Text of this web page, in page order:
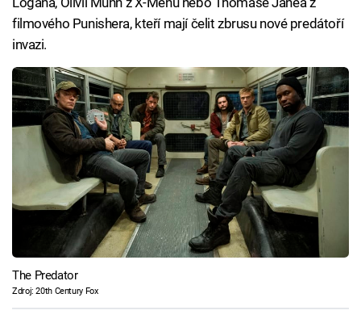
filmového Punishera, kteří mají čelit zbrusu nové predátoří
invazi.
The Predator
Zdroj: 20th Century Fox